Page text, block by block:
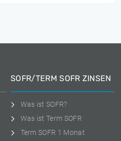
SOFR/TERM SOFR ZINSEN
Was ist SOFR?
Was ist Term SOFR
Term SOFR 1 Monat